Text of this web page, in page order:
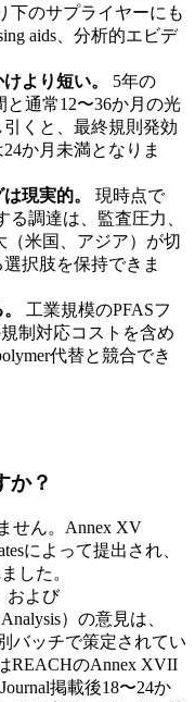
下のサプライヤーにも
aids、分析的エビデ
より短い。
5年の
と通常12〜36か月の光
くと、最終規則発効
か月未満となりま
現実的。
現時点で
る調達は、監査圧力、
（米国、アジア）が切
択肢を保持できま
工業規模のPFASフ
制対応コストを含め
代替と競合でき
か？
せん。Annex XV
によって提出され、
した。
および
）の意見は、
バッチで策定されてい
REACHのAnnex XVII
掲載後18〜24か